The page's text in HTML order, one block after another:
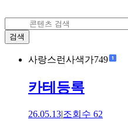
검색
사랑스런사색가749
카테등록
26.05.13|조회수 62